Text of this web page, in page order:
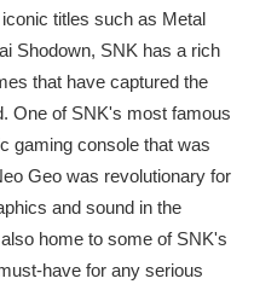
titles such as Metal
Shodown, SNK has a rich
that have captured the
One of SNK's most famous
gaming console that was
Geo was revolutionary for
and sound in the
home to some of SNK's
have for any serious